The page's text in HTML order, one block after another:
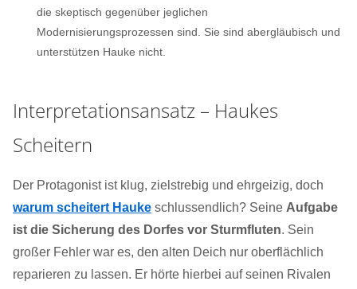
die skeptisch gegenüber jeglichen
Modernisierungsprozessen sind. Sie sind abergläubisch und
unterstützen Hauke nicht.
Interpretationsansatz – Haukes
Scheitern
Der Protagonist ist klug, zielstrebig und ehrgeizig, doch
warum scheitert Hauke schlussendlich? Seine Aufgabe
ist die Sicherung des Dorfes vor Sturmfluten. Sein
großer Fehler war es, den alten Deich nur oberflächlich
reparieren zu lassen. Er hörte hierbei auf seinen Rivalen